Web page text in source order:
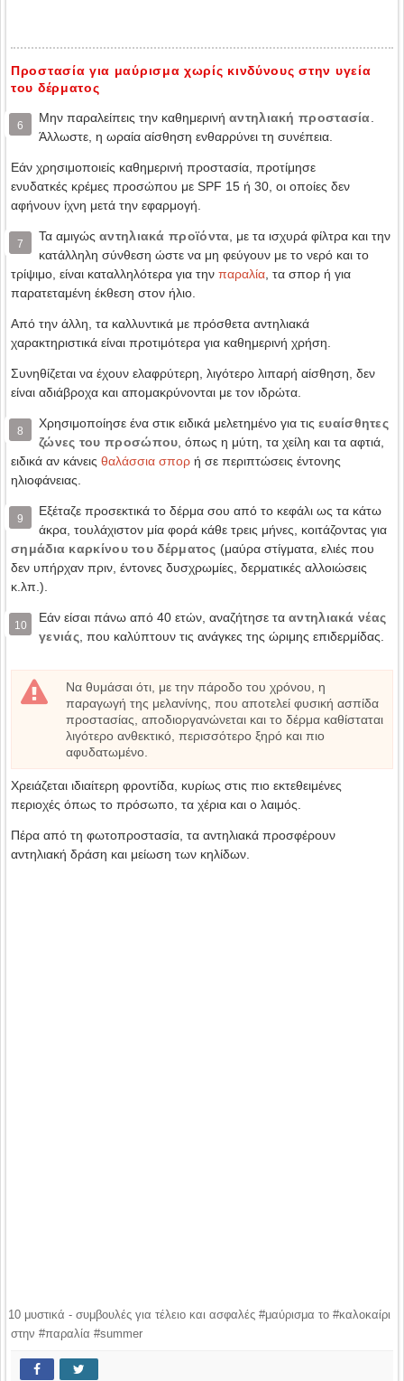
Προστασία για μαύρισμα χωρίς κινδύνους στην υγεία
του δέρματος
6
Μην παραλείπεις την καθημερινή αντηλιακή προστασία
Άλλωστε, η ωραία αίσθηση ενθαρρύνει τη συνέπεια.
Εάν χρησιμοποιείς καθημερινή προστασία, προτίμησε
ενυδατκές κρέμες προσώπου με SPF 15 ή 30, οι οποίες δεν
αφήνουν ίχνη μετά την εφαρμογή.
7
Τα αμιγώς αντηλιακά προϊόντα , με τα ισχυρά φίλτρα και την
κατάλληλη σύνθεση ώστε να μη φεύγουν με το νερό και το
τρίψιμο, είναι καταλληλότερα για την παραλία , τα σπορ ή για
παρατεταμένη έκθεση στον ήλιο.
Από την άλλη, τα καλλυντικά με πρόσθετα αντηλιακά
χαρακτηριστικά είναι προτιμότερα για καθημερινή χρήση.
Συνηθίζεται να έχουν ελαφρύτερη, λιγότερο λιπαρή αίσθηση, δεν
είναι αδιάβροχα και απομακρύνονται με τον ιδρώτα.
8
Χρησιμοποίησε ένα στικ ειδικά μελετημένο για τις ευαίσθητες
ζώνες του προσώπου , όπως η μύτη, τα χείλη και τα αφτιά,
ειδικά αν κάνεις θαλάσσια σπορ ή σε περιπτώσεις έντονης
ηλιοφάνειας.
9
Εξέταζε προσεκτικά το δέρμα σου από το κεφάλι ως τα κάτω
άκρα, τουλάχιστον μία φορά κάθε τρεις μήνες, κοιτάζοντας για
σημάδια καρκίνου του δέρματος (μαύρα στίγματα, ελιές που
δεν υπήρχαν πριν, έντονες δυσχρωμίες, δερματικές αλλοιώσεις
κ.λπ.).
10
Εάν είσαι πάνω από 40 ετών, αναζήτησε τα αντηλιακά νέας
γενιάς, που καλύπτουν τις ανάγκες της ώριμης επιδερμίδας.
Να θυμάσαι ότι, με την πάροδο του χρόνου, η
παραγωγή της μελανίνης, που αποτελεί φυσική ασπίδα
προστασίας, αποδιοργανώνεται και το δέρμα καθίσταται
λιγότερο ανθεκτικό, περισσότερο ξηρό και πιο
αφυδατωμένο.
Χρειάζεται ιδιαίτερη φροντίδα, κυρίως στις πιο εκτεθειμένες
περιοχές όπως το πρόσωπο, τα χέρια και ο λαιμός.
Πέρα από τη φωτοπροστασία, τα αντηλιακά προσφέρουν
αντηλιακή δράση και μείωση των κηλίδων.
10 μυστικά - συμβουλές για τέλειο και ασφαλές #μαύρισμα το #καλοκαίρι
στην #παραλία #summer